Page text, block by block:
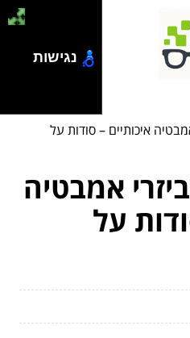
איכותיים – סודות על
אמבטיה
על
נגישות